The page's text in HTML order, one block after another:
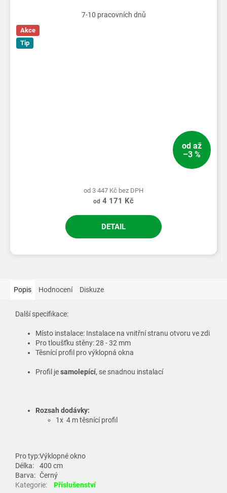
7-10 pracovních dnů
Akce
Tip
od až
–3 %
od 3 447 Kč bez DPH
od 4 171 Kč
DETAIL
Popis Hodnocení Diskuze
Další specifikace:
Místo instalace: Instalace na vnitřní stranu otvoru ve zdi
Pro tloušťku stěny: 28 - 32 mm
Těsnící profil pro výklopná okna
Profil jesamolepící, se snadnou instalací
Rozsah dodávky:
1x 4 m těsnící profil
Pro typ:Výklopné okno
Délka:
400 cm
Barva: Černý
Kategorie: Příslušenství